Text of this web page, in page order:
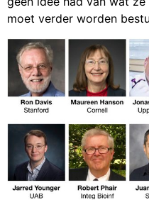
moet verder worden